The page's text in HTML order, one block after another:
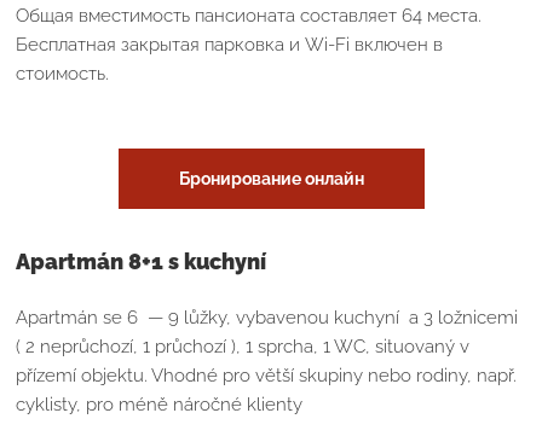
Общая вместимость пансионата составляет 64 места.
Бесплатная закрытая парковка и Wi-Fi включен в
стоимость.
Бронирование онлайн
Apartmán 8+1 s kuchyní
Apartmán se 6 — 9 lůžky, vybavenou kuchyní a 3 ložnicemi
( 2 neprůchozí, 1 průchozí ), 1 sprcha, 1 WC, situovaný v
přízemí objektu. Vhodné pro větší skupiny nebo rodiny, např.
cyklisty, pro méně náročné klienty​